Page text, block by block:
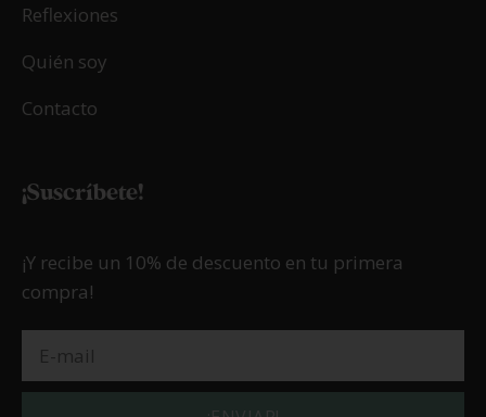
Reflexiones
Quién soy
Contacto
¡Suscríbete!
¡Y recibe un 10% de descuento en tu primera
compra!